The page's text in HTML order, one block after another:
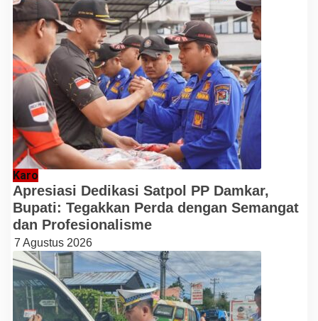
Karo
Apresiasi Dedikasi Satpol PP Damkar,
Bupati: Tegakkan Perda dengan Semangat
dan Profesionalisme
7 Agustus 2026